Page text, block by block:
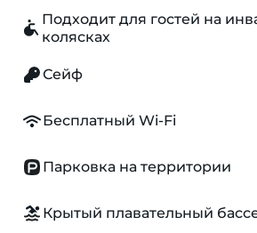
Подходит для гостей на
колясках
Сейф
Бесплатный Wi-Fi
Парковка на территории
Крытый плавательный